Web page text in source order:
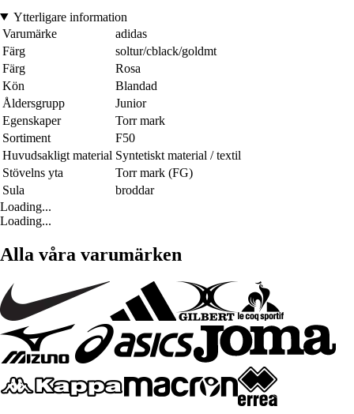
Ytterligare information
Varumärke
adidas
Färg
soltur/cblack/goldmt
Färg
Rosa
Kön
Blandad
Åldersgrupp
Junior
Egenskaper
Torr mark
Sortiment
F50
Huvudsakligt material Syntetiskt material / textil
Stövelns yta
Torr mark (FG)
Sula
broddar
Loading...
Loading...
Alla våra varumärken